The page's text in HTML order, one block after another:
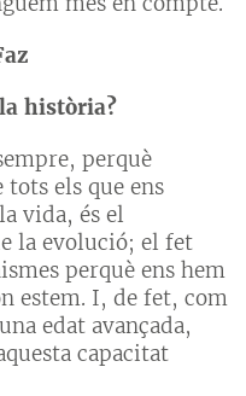
història?
perquè
els que ens
vida, és el
la evolució; el fet
perquè ens hem
estem. I, de fet, com
edat avançada,
capacitat